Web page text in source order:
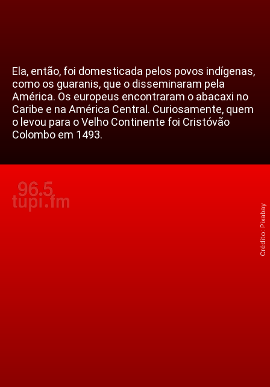
Ela, então, foi domesticada pelos povos indígenas,
como os guaranis, que o disseminaram pela
América. Os europeus encontraram o abacaxi no
Caribe e na América Central. Curiosamente, quem
o levou para o Velho Continente foi Cristóvão
Colombo em 1493.
Crédito: Pixabay